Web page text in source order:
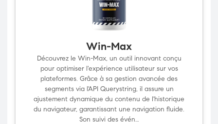
Win-Max
Découvrez le Win-Max, un outil innovant conçu
pour optimiser l'expérience utilisateur sur vos
plateformes. Grâce à sa gestion avancée des
segments via l'API Querystring, il assure un
ajustement dynamique du contenu de l'historique
du navigateur, garantissant une navigation fluide.
Son suivi des évén…